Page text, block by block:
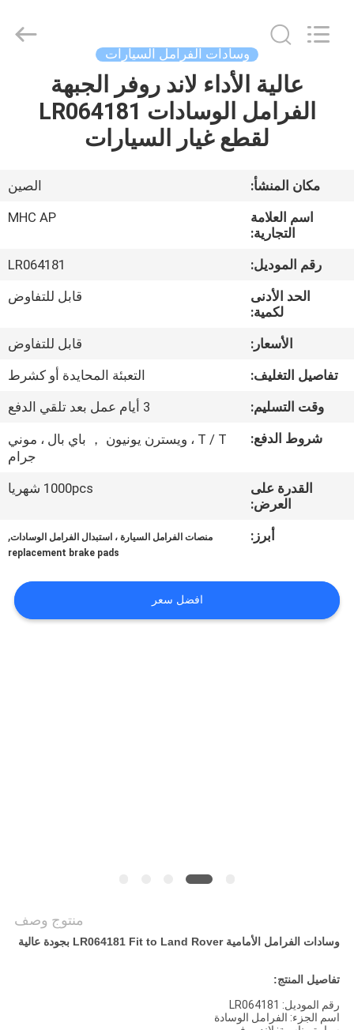
الصفحة
الرئيسية
معلومات
جولة
المعمل
مراقبة
الجودة
اقتباس
خريطة
Limited.
وسادات الفرامل السيارات
عالية الأداء لاند روفر الجبهة
الفرامل الوسادات LR064181
لقطع غيار السيارات
مكان المنشأ:
الصين
اسم العلامة
التجارية:
MHC AP
رقم الموديل:
LR064181
الحد الأدنى
لكمية:
قابل للتفاوض
الأسعار:
قابل للتفاوض
تفاصيل التغليف:
التعبئة المحايدة أو كشرط
وقت التسليم:
3 أيام عمل بعد تلقي الدفع
شروط الدفع:
T / T ، ويسترن يونيون ， باي بال ، موني
جرام
القدرة على
العرض:
1000pcs شهريا
أبرز: منصات الفرامل السيارة ، استبدال الفرامل الوسادات,
replacement brake pads
افضل سعر
منتوج وصف
وسادات الفرامل الأمامية LR064181 Fit to Land Rover بجودة عالية
تفاصيل المنتج:
رقم الموديل: LR064181
اسم الجزء: الفرامل الوسادة